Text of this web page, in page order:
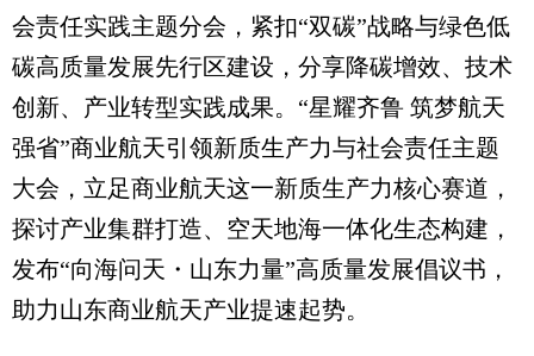
会责任实践主题分会，紧扣“双碳”战略与绿色低
碳高质量发展先行区建设，分享降碳增效、技术
创新、产业转型实践成果。“星耀齐鲁 筑梦航天
强省”商业航天引领新质生产力与社会责任主题
大会，立足商业航天这一新质生产力核心赛道，
探讨产业集群打造、空天地海一体化生态构建，
发布“向海问天・山东力量”高质量发展倡议书，
助力山东商业航天产业提速起势。